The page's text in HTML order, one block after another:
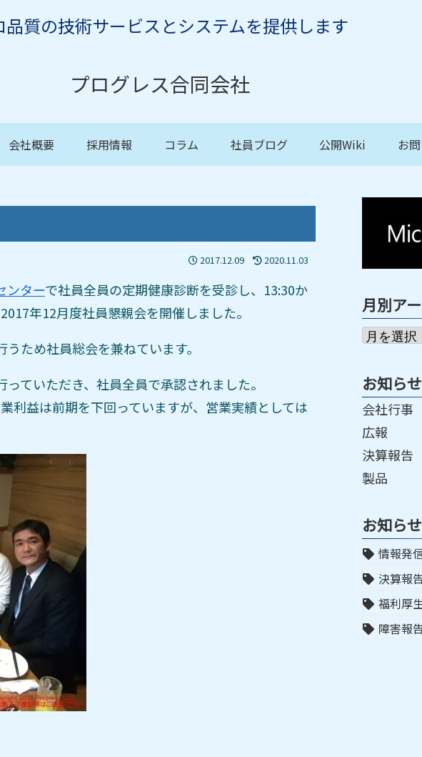
品質の技術サービスとシステムを提供します
プログレス合同会社
会社概要 採用情報 コラム 社員ブログ 公開Wiki お
2017.12.09 2020.11.03
ンターで社員全員の定期健康診断を受診し、13:30か
年12月度社員懇親会を開催しました。
ため社員総会を兼ねています。
っていただき、社員全員で承認されました。
利益は前期を下回っていますが、営業実績としては
月別ア
お知ら
会社行事
広報
決算報告
製品
お知ら
情報発
決算報
福利厚
障害報